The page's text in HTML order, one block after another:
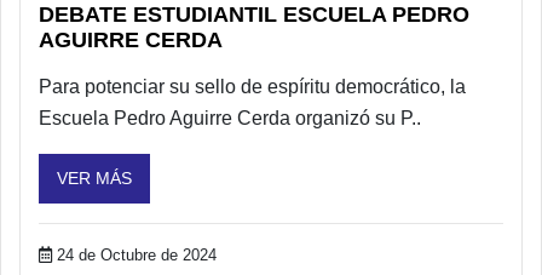
DEBATE ESTUDIANTIL ESCUELA PEDRO
AGUIRRE CERDA
Para potenciar su sello de espíritu democrático, la
Escuela Pedro Aguirre Cerda organizó su P..
VER MÁS
24 de Octubre de 2024